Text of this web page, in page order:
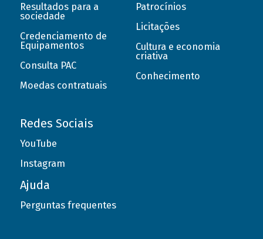
Resultados para a
sociedade
Credenciamento de
Equipamentos
Consulta PAC
Moedas contratuais
Patrocínios
Licitações
Cultura e economia
criativa
Conhecimento
Redes Sociais
YouTube
Instagram
Ajuda
Perguntas frequentes